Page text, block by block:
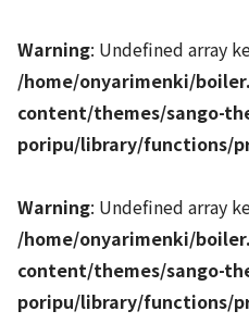
Warning: Undefined array
/home/onyarimenki/
content/themes/sango-
poripu/library/functions/
Warning: Undefined array
/home/onyarimenki/
content/themes/sango-
poripu/library/functions/